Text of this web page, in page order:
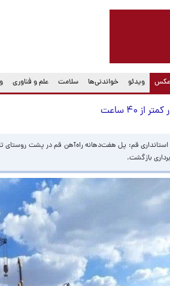
عکس
(current) ویدئو خواندنی‌ها سلامت علم و فناوری
۴۰ ساعت
بازگشت.